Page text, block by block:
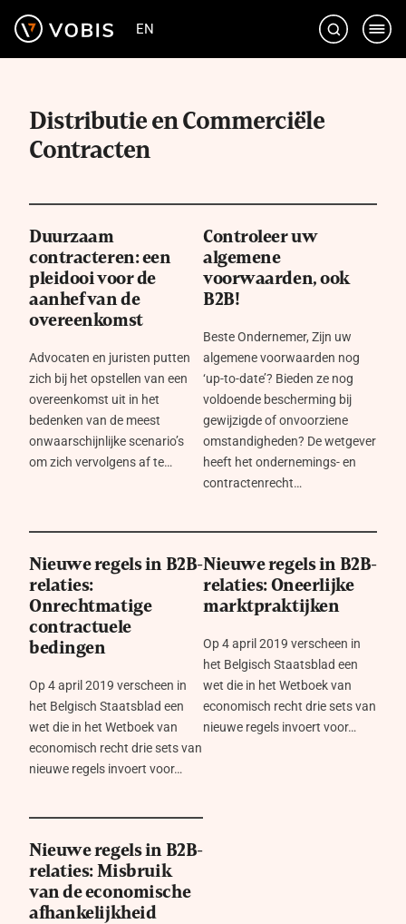
naar
de
EN
Distributie en Commerciële
Contracten
Duurzaam
contracteren: een
pleidooi voor de
aanhef van de
overeenkomst
Advocaten en juristen putten
zich bij het opstellen van een
overeenkomst uit in het
bedenken van de meest
onwaarschijnlijke scenario’s
om zich vervolgens af te…
Controleer uw
algemene
voorwaarden, ook
B2B!
Beste Ondernemer, Zijn uw
algemene voorwaarden nog
‘up-to-date’? Bieden ze nog
voldoende bescherming bij
gewijzigde of onvoorziene
omstandigheden? De wetgever
heeft het ondernemings- en
contractenrecht…
Nieuwe regels in B2B-
relaties:
Onrechtmatige
contractuele
bedingen
Op 4 april 2019 verscheen in
het Belgisch Staatsblad een
wet die in het Wetboek van
economisch recht drie sets van
nieuwe regels invoert voor…
Nieuwe regels in B2B-
relaties: Oneerlijke
marktpraktijken
Op 4 april 2019 verscheen in
het Belgisch Staatsblad een
wet die in het Wetboek van
economisch recht drie sets van
nieuwe regels invoert voor…
Nieuwe regels in B2B-
relaties: Misbruik
van de economische
afhankelijkheid